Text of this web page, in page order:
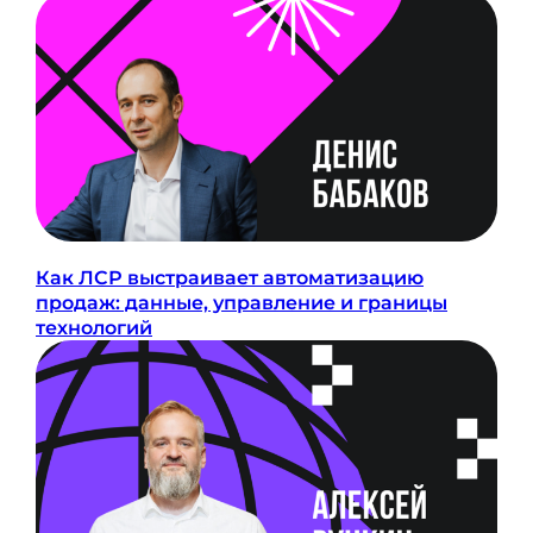
Как ЛСР выстраивает автоматизацию
продаж: данные, управление и границы
технологий
Согласие на осуществление рекламной
рассылки
Оферта
Согласие на обработку персональных данных
Политика конфиденциальности
© ООО «Цифровые медиаресурсы»,
г. Екатеринбург, ул. Малышева, стр. 53
ПОДПИСАТЬСЯ
Связаться с нами:
Подпишитесь на рассылку
о цифровизации
HELLO@DIGITALDEVELOPER.RU
главный эксперт проекта
БОТ В ТЕЛЕГРАМЕ